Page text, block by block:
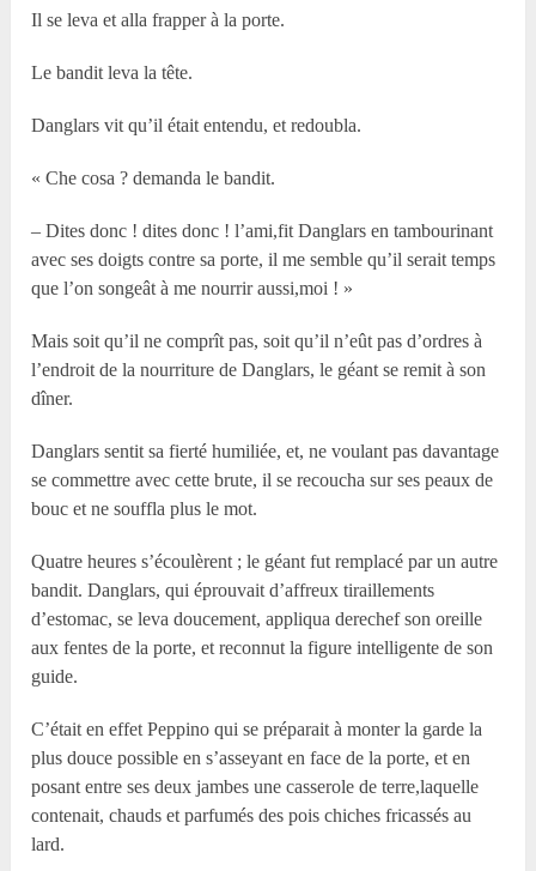
Il se leva et alla frapper à la porte.
Le bandit leva la tête.
Danglars vit qu’il était entendu, et redoubla.
« Che cosa ? demanda le bandit.
– Dites donc ! dites donc ! l’ami,fit Danglars en tambourinant
avec ses doigts contre sa porte, il me semble qu’il serait temps
que l’on songeât à me nourrir aussi,moi ! »
Mais soit qu’il ne comprît pas, soit qu’il n’eût pas d’ordres à
l’endroit de la nourriture de Danglars, le géant se remit à son
dîner.
Danglars sentit sa fierté humiliée, et, ne voulant pas davantage
se commettre avec cette brute, il se recoucha sur ses peaux de
bouc et ne souffla plus le mot.
Quatre heures s’écoulèrent ; le géant fut remplacé par un autre
bandit. Danglars, qui éprouvait d’affreux tiraillements
d’estomac, se leva doucement, appliqua derechef son oreille
aux fentes de la porte, et reconnut la figure intelligente de son
guide.
C’était en effet Peppino qui se préparait à monter la garde la
plus douce possible en s’asseyant en face de la porte, et en
posant entre ses deux jambes une casserole de terre,laquelle
contenait, chauds et parfumés des pois chiches fricassés au
lard.